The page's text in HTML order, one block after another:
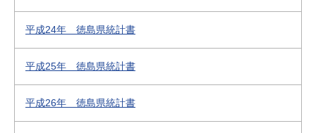
平成24年 徳島県統計書
平成25年 徳島県統計書
平成26年 徳島県統計書